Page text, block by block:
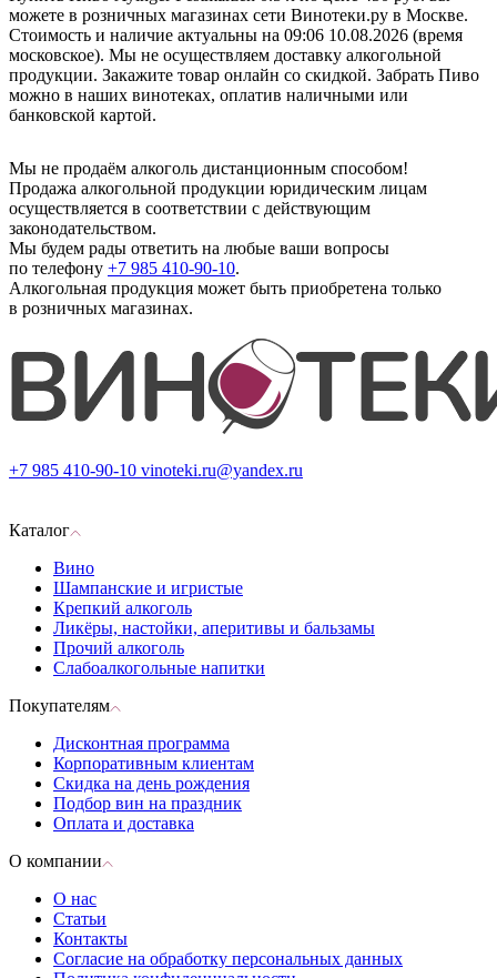
можете в розничных магазинах сети Винотеки.ру в Москве.
Стоимость и наличие актуальны на 09:06 10.08.2026 (время
московское). Мы не осуществляем доставку алкогольной
продукции. Закажите товар онлайн со скидкой. Забрать Пиво
можно в наших винотеках, оплатив наличными или
банковской картой.
Мы не продаём алкоголь дистанционным способом!
Продажа алкогольной продукции юридическим лицам
осуществляется в соответствии с действующим
законодательством.
Мы будем рады ответить на любые ваши вопросы
по телефону +7 985 410-90-10.
Алкогольная продукция может быть приобретена только
в розничных магазинах.
+7 985 410-90-10 vinoteki.ru@yandex.ru
Каталог
Вино
Шампанские и игристые
Крепкий алкоголь
Ликёры, настойки, аперитивы и бальзамы
Прочий алкоголь
Слабоалкогольные напитки
Покупателям
Дисконтная программа
Корпоративным клиентам
Скидка на день рождения
Подбор вин на праздник
Оплата и доставка
О компании
О нас
Статьи
Контакты
Согласие на обработку персональных данных